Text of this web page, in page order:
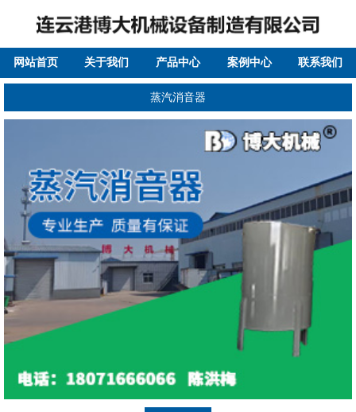
网站首页 关于我们 产品中心 案例中心 联系我们
蒸汽消音器